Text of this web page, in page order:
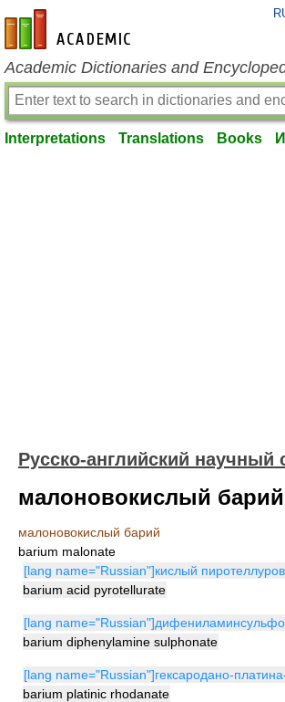
en-academic.com
Academic Dictionaries and
Interpretations Translations Books
Русско-английский научный
малоновокислый барий
малоновокислый барий
barium malonate
[lang name="Russian"]кислый
barium acid pyrotellurate
[lang
barium diphenylamine sulphonate
[lang name="Russian"]гексародано-
barium platinic rhodanate